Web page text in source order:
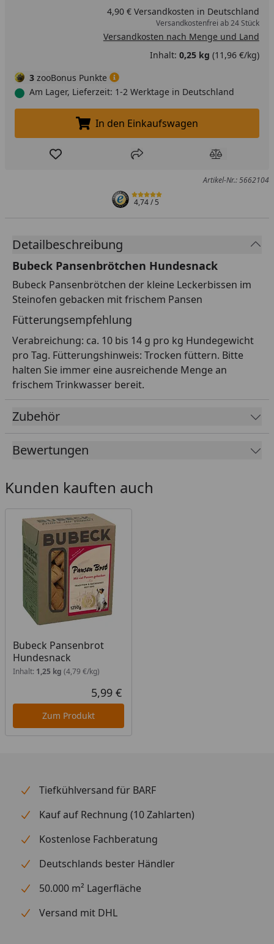
4,90 € Versandkosten in Deutschland
Versandkostenfrei ab 24 Stück
Versandkosten nach Menge und Land
Inhalt: 0,25 kg (11,96 €/kg)
3 zooBonus Punkte
Am Lager, Lieferzeit: 1-2 Werktage in Deutschland
In den Einkaufswagen legen
In den Einkaufswagen
Produkt zur Wunschliste hinzufügen
Teilen Produkt
Artikel-Nr.: 5662104
4,74/ 5
Detailbeschreibung
Bubeck Pansenbrötchen Hundesnack
Bubeck Pansenbrötchen der kleine Leckerbissen im
Steinofen gebacken mit frischem Pansen
Fütterungsempfehlung
Verabreichung: ca. 10 bis 14 g pro kg Hundegewicht
pro Tag. Fütterungshinweis: Trocken füttern. Bitte
halten Sie immer eine ausreichende Menge an
frischem Trinkwasser bereit.
Zubehör
Bewertungen
Kunden kauften auch
Bubeck Pansenbrot
Hundesnack
Inhalt: 1,25 kg (4,79 €/kg)
Aktueller Preis
5,99 €
Zum Produkt
Tiefkühlversand für BARF
Kauf auf Rechnung (10 Zahlarten)
Kostenlose Fachberatung
Deutschlands bester Händler
50.000 m² Lagerfläche
Versand mit DHL